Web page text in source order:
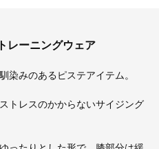
レーニングウェア
染みのあるピステアイテム。
トレスのかからないサイジング